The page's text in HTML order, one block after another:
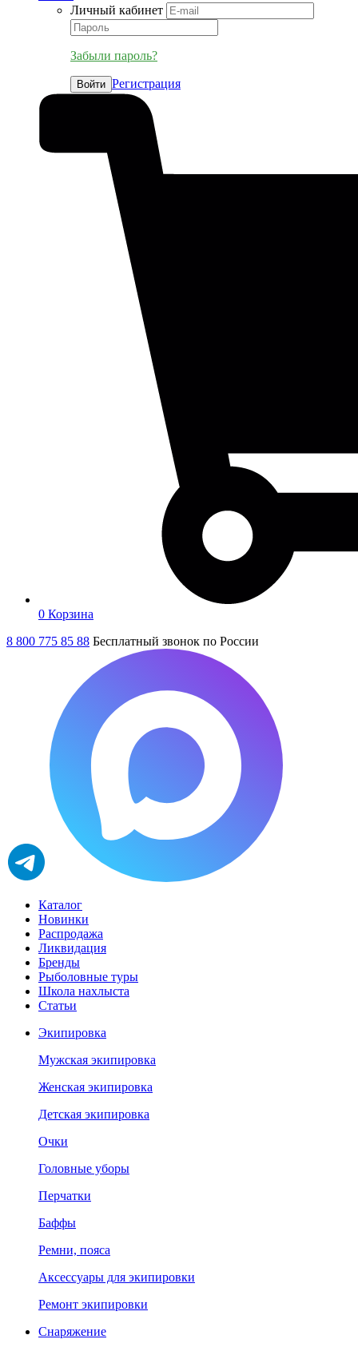
Личный кабинет
Забыли пароль?
Войти Регистрация
0 Корзина
8 800 775 85 88 Бесплатный звонок по России
Каталог
Новинки
Распродажа
Ликвидация
Бренды
Рыболовные туры
Школа нахлыста
Статьи
Экипировка
Мужская экипировка
Женская экипировка
Детская экипировка
Очки
Головные уборы
Перчатки
Баффы
Ремни, пояса
Аксессуары для экипировки
Ремонт экипировки
Снаряжение